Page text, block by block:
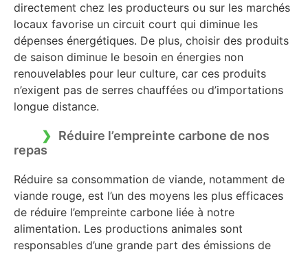
directement chez les producteurs ou sur les marchés
locaux favorise un circuit court qui diminue les
dépenses énergétiques. De plus, choisir des produits
de saison diminue le besoin en énergies non
renouvelables pour leur culture, car ces produits
n’exigent pas de serres chauffées ou d’importations
longue distance.
Réduire l’empreinte carbone de nos
repas
Réduire sa consommation de viande, notamment de
viande rouge, est l’un des moyens les plus efficaces
de réduire l’empreinte carbone liée à notre
alimentation. Les productions animales sont
responsables d’une grande part des émissions de